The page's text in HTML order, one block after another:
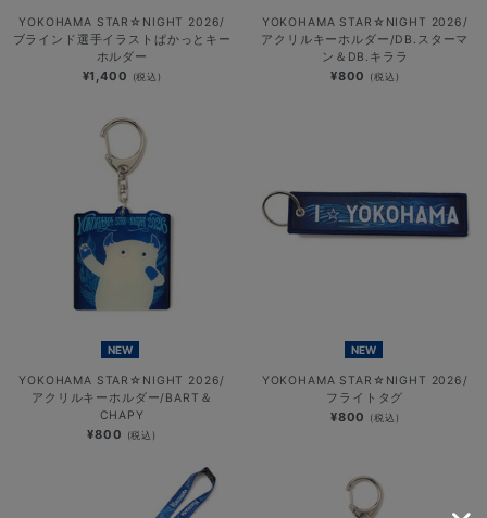
YOKOHAMA STAR☆NIGHT 2026/
ブラインド選手イラストぱかっとキー
ホルダー
¥1,400 (税込)
YOKOHAMA STAR☆NIGHT 2026/
アクリルキーホルダー/DB.スターマ
ン＆DB.キララ
¥800 (税込)
NEW
YOKOHAMA STAR☆NIGHT 2026/
アクリルキーホルダー/BART＆
CHAPY
¥800 (税込)
NEW
YOKOHAMA STAR☆NIGHT 2026/
フライトタグ
¥800 (税込)